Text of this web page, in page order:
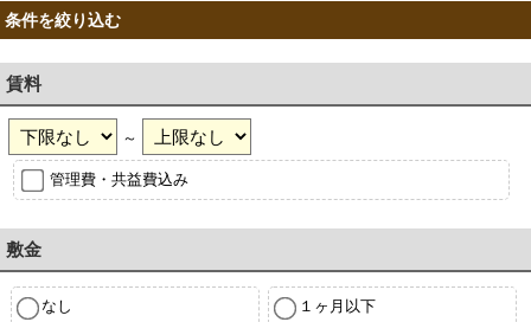
条件を絞り込む
賃料
～
管理費・共益費込み
敷金
なし １ヶ月以下